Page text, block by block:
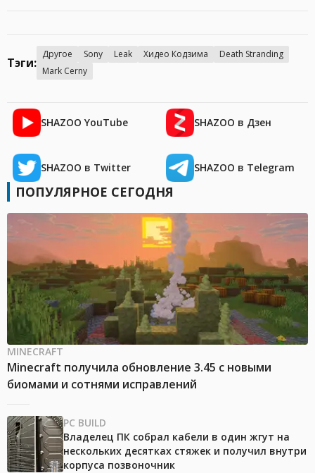
Тэги:
Другое Sony Leak Хидео Кодзима
Death Stranding
Mark Cerny
SHAZOO YouTube SHAZOO в Дзен
SHAZOO в Twitter SHAZOO в Telegram
ПОПУЛЯРНОЕ СЕГОДНЯ
MINECRAFT
Minecraft получила обновление 3.45 с новыми
биомами и сотнями исправлений
PC BUILD
Владелец ПК собрал кабели в один жгут на
нескольких десятках стяжек и получил внутри
корпуса позвоночник